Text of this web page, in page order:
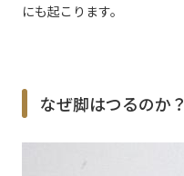
にも起こります。
なぜ脚はつるのか？